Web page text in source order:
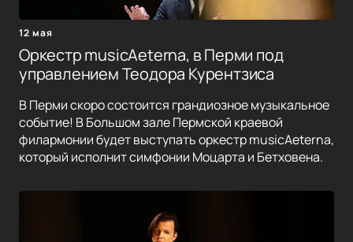
12 мая
Оркестр musicAeterna, в Перми под
управлением Теодора Курентзиса
В Перми скоро состоится грандиозное музыкальное
событие! В Большом зале Пермской краевой
филармонии будет выступать оркестр musicAeterna,
который исполнит симфонии Моцарта и Бетховена.